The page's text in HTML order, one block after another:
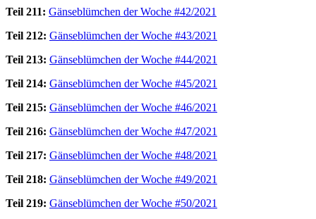
Teil 211: Gänseblümchen der Woche #42/2021
Teil 212: Gänseblümchen der Woche #43/2021
Teil 213: Gänseblümchen der Woche #44/2021
Teil 214: Gänseblümchen der Woche #45/2021
Teil 215: Gänseblümchen der Woche #46/2021
Teil 216: Gänseblümchen der Woche #47/2021
Teil 217: Gänseblümchen der Woche #48/2021
Teil 218: Gänseblümchen der Woche #49/2021
Teil 219: Gänseblümchen der Woche #50/2021